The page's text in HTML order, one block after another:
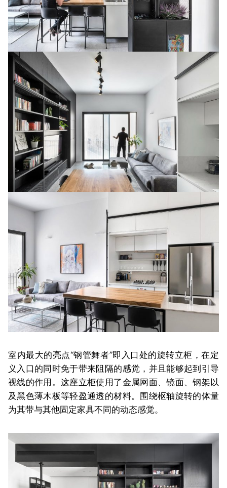
室内最大的亮点“钢管舞者”即入口处的旋转立柜，在定
义入口的同时免于带来阻隔的感觉，并且能够起到引导
视线的作用。这座立柜使用了金属网面、镜面、钢架以
及黑色薄木板等轻盈通透的材料。围绕枢轴旋转的体量
为其带与其他固定家具不同的动态感觉。